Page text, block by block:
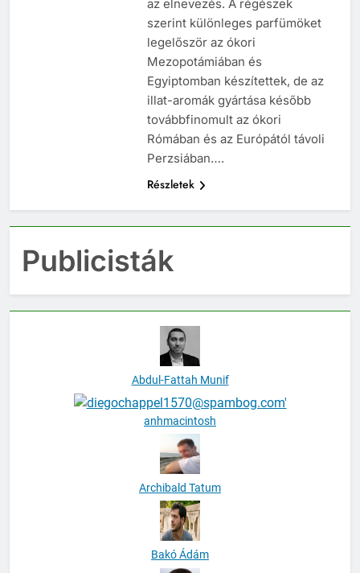
az elnevezés. A régészek
szerint különleges parfümöket
legelőször az ókori
Mezopotámiában és
Egyiptomban készítettek, de az
illat-aromák gyártása később
továbbfinomult az ókori
Rómában és az Európától távoli
Perzsiában….
Részletek
Publicisták
Abdul-Fattah Munif
anhmacintosh
Archibald Tatum
Bakó Ádám